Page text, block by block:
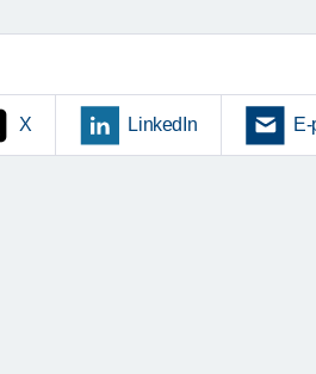
X LinkedIn